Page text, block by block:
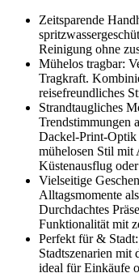
Zeitsparende
Reinigung ohne
Mühelos tragbar:
Tragkraft.
reisefreundliches
Strandtaugliches
Trendstimmungen
Dackel-Print-Optik
mühelosen Stil mit
Küstenausflug
Vielseitige
Alltagsmomente
Durchdachtes
Funktionalität mit
Perfekt für &
Stadtszenarien mit
ideal für Einkäufe